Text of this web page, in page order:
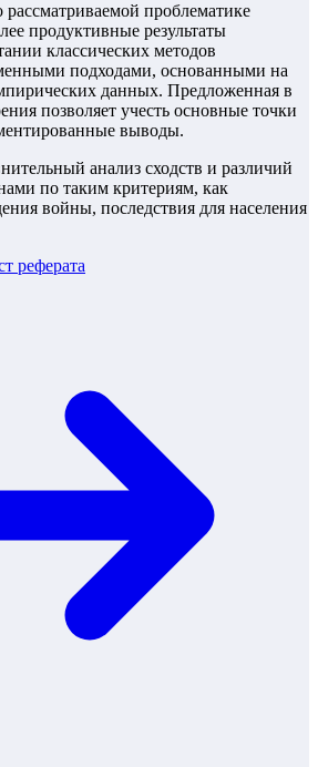
проблематике
продуктивные результаты
классических методов
подходами, основанными на
данных. Предложенная в
позволяет учесть основные точки
выводы.
анализ сходств и различий
по таким критериям, как
войны, последствия для населения
реферата